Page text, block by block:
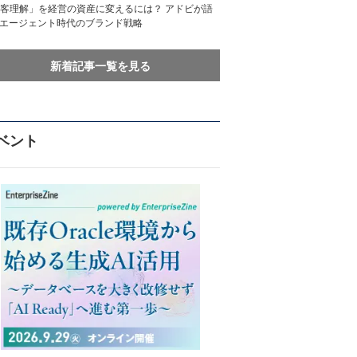
客理解」を経営の資産に変えるには？ アドビが語
ージェント時代のブランド戦略
新着記事一覧を見る
ント